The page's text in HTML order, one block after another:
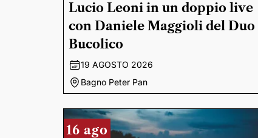
Lucio Leoni in un doppio live
con Daniele Maggioli del Duo
Bucolico
19 AGOSTO 2026
Bagno Peter Pan
16 ago